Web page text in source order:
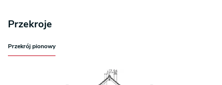
Przekroje
Przekrój pionowy